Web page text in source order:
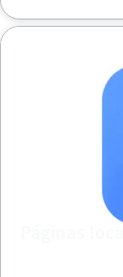
Páginas